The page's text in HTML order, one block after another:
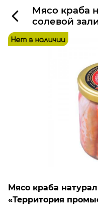
Мясо краба
солевой
промысла»
Мясо краба
«Территория